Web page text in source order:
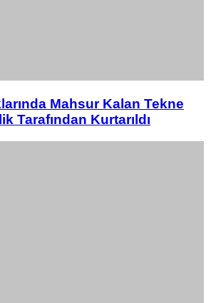
Mahsur Kalan Tekne
Tarafından Kurtarıldı